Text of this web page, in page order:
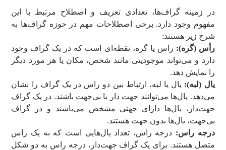
در زمینه گراف‌ها، تعدادی تعریف و اصطلاح مرتبط با این
مفهوم وجود دارد. برخی اصطلاحات مهم در حوزه گراف‌ها به
شرح زیر هستند:
رأس (گره): راس یا گره، نقطه‌ای است که در یک گراف وجود
دارد و می‌تواند موجودیتی مانند شخص، مکان یا هر مورد دیگر
را نمایش دهد.
یال (لبه): یال یا لبه، ارتباط بین دو راس در یک گراف را نشان
می‌دهد. یال‌ها می‌توانند جهت دار یا بی‌جهت باشند. در یک گراف
جهت‌دار، یال‌ها دارای جهتی مشخص می‌باشند و در گراف
بی‌جهت، یال‌ها بدون جهت هستند.
درجه راس: درجه راس، تعداد یال‌هایی است که به یک راس
متصل هستند. برای یک گراف جهت‌دار، درجه راس به دو شکل